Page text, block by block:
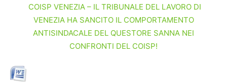
COISP VENEZIA – IL TRIBUNALE DEL LAVORO DI
VENEZIA HA SANCITO IL COMPORTAMENTO
ANTISINDACALE DEL QUESTORE SANNA NEI
CONFRONTI DEL COISP!